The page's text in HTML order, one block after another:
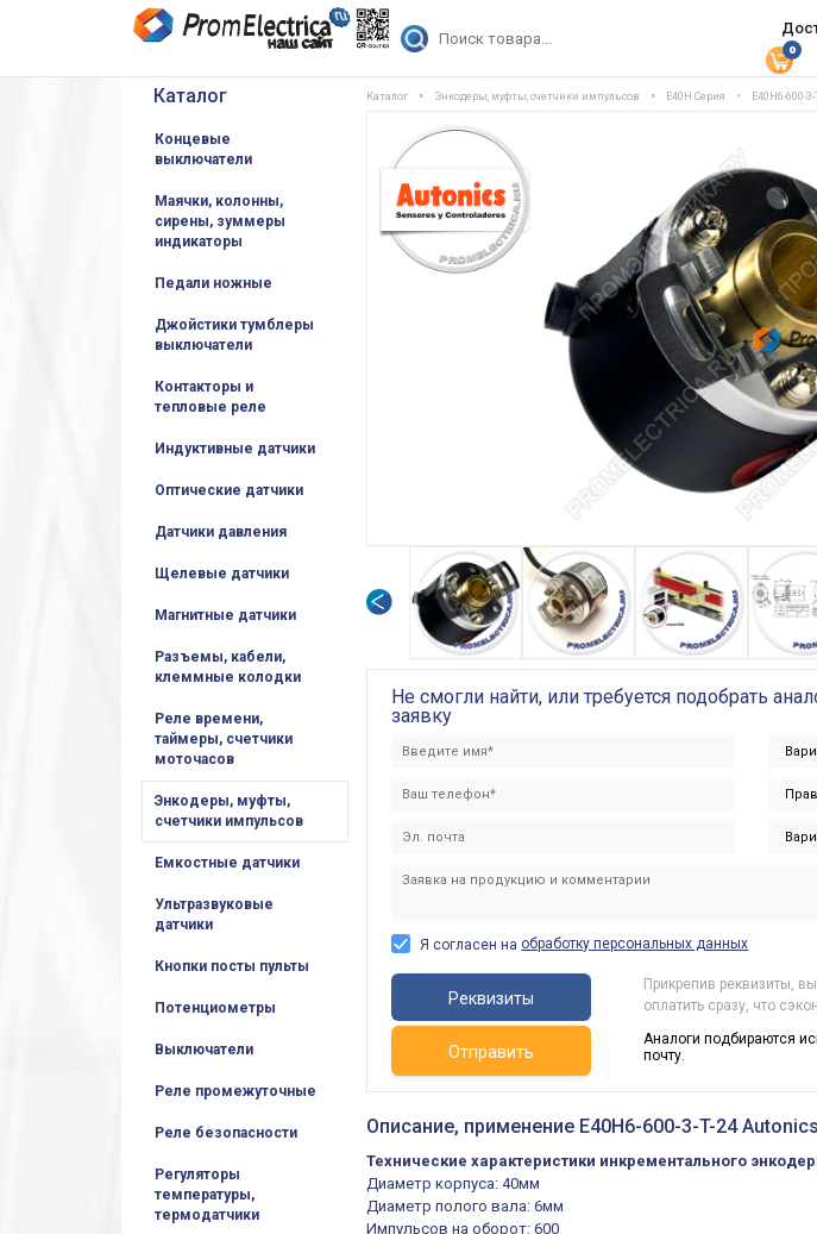
0
Каталог
Концевые
выключатели
Маячки, колонны,
сирены, зуммеры
индикаторы
Педали ножные
Джойстики тумблеры
выключатели
Контакторы и
тепловые реле
Индуктивные датчики
Оптические датчики
Датчики давления
Щелевые датчики
Магнитные датчики
Разъемы, кабели,
клеммные колодки
Реле времени,
таймеры, счетчики
моточасов
Энкодеры, муфты,
счетчики импульсов
Емкостные датчики
Ультразвуковые
датчики
Кнопки посты пульты
Потенциометры
Выключатели
Реле промежуточные
Реле безопасности
Регуляторы
температуры,
термодатчики
Каталог Энкодеры, муфты, счетчики импульсов E40H Серия E40H6-600-
Не смогли найти, или требуется подобрать
заявку
Я согласен на обработку персональных данных
Реквизиты
Прикрепив реквизиты,
оплатить сразу, что
Отправить
Аналоги подбираются
почту.
Описание, применение E40H6-600-3-T-24 Autonics
Технические характеристики инкрементального
Диаметр корпуса: 40мм
Диаметр полого вала: 6мм
Импульсов на оборот: 600